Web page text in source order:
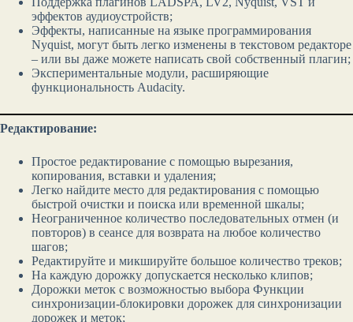
эффектов аудиоустройств;
Эффекты, написанные на языке программирования
Nyquist, могут быть легко изменены в текстовом редакторе
– или вы даже можете написать свой собственный плагин;
Экспериментальные модули, расширяющие
функциональность Audacity.
Редактирование:
Простое редактирование с помощью вырезания,
копирования, вставки и удаления;
Легко найдите место для редактирования с помощью
быстрой очистки и поиска или временной шкалы;
Неограниченное количество последовательных отмен (и
повторов) в сеансе для возврата на любое количество
шагов;
Редактируйте и микшируйте большое количество треков;
На каждую дорожку допускается несколько клипов;
Дорожки меток с возможностью выбора Функции
синхронизации-блокировки дорожек для синхронизации
дорожек и меток;